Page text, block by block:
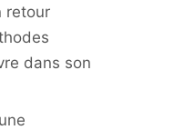
retour
dans son